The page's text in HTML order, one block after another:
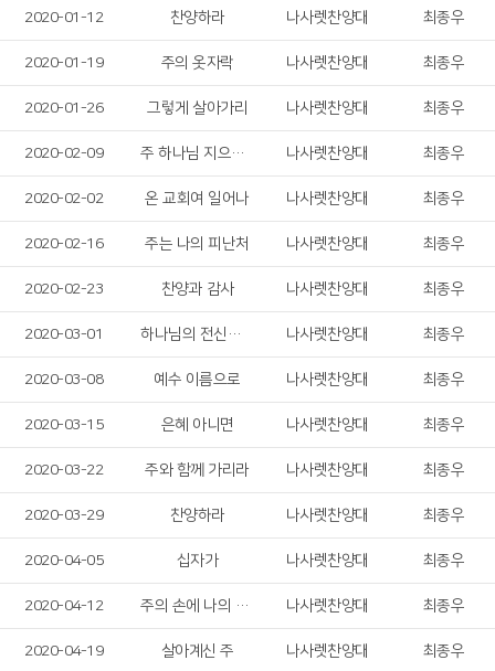
2020-01-12 찬양하라 나사렛찬양대 최종우
2020-01-19 주의 옷자락 나사렛찬양대 최종우
2020-01-26 그렇게 살아가리 나사렛찬양대 최종우
2020-02-09 주 하나님 지으신 모든 세계 나사렛찬양대 최종우
2020-02-02 온 교회여 일어나 나사렛찬양대 최종우
2020-02-16 주는 나의 피난처 나사렛찬양대 최종우
2020-02-23 찬양과 감사 나사렛찬양대 최종우
2020-03-01 하나님의 전신갑주 나사렛찬양대 최종우
2020-03-08 예수 이름으로 나사렛찬양대 최종우
2020-03-15 은혜 아니면 나사렛찬양대 최종우
2020-03-22 주와 함께 가리라 나사렛찬양대 최종우
2020-03-29 찬양하라 나사렛찬양대 최종우
2020-04-05 십자가 나사렛찬양대 최종우
2020-04-12 주의 손에 나의 손을 포개고 나사렛찬양대 최종우
2020-04-19 살아계신 주 나사렛찬양대 최종우